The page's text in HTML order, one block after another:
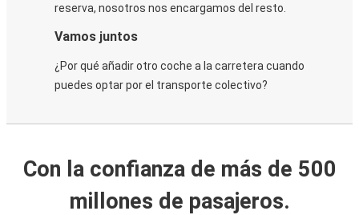
reserva, nosotros nos encargamos del resto.
Vamos juntos
¿Por qué añadir otro coche a la carretera cuando
puedes optar por el transporte colectivo?
Con la confianza de más de 500
millones de pasajeros.